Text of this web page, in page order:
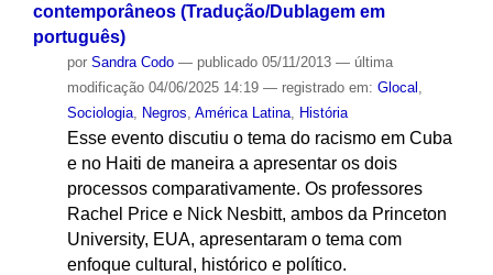
contemporâneos (Tradução/Dublagem em
português)
por Sandra Codo — publicado05/11/2013 — última
modificação04/06/2025 14:19 — registrado em: Glocal
Sociologia, Negros América Latina, História
Esse evento discutiu o tema do racismo em Cuba
e no Haiti de maneira a apresentar os dois
processos comparativamente. Os professores
Rachel Price e Nick Nesbitt, ambos da Princeton
University, EUA, apresentaram o tema com
enfoque cultural, histórico e político.